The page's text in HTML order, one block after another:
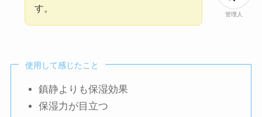
管理人
す。
使用して感じたこと
鎮静よりも保湿効果
保湿力が目立つ